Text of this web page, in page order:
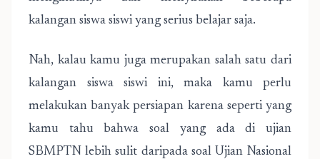
kalangan siswa siswi yang serius belajar saja.
Nah, kalau kamu juga merupakan salah satu dari
kalangan siswa siswi ini, maka kamu perlu
melakukan banyak persiapan karena seperti yang
kamu tahu bahwa soal yang ada di ujian
SBMPTN lebih sulit daripada soal Ujian Nasional